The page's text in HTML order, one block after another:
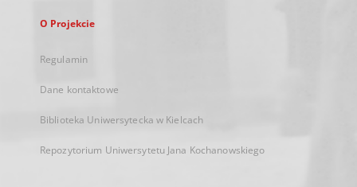
O Projekcie
Regulamin
Dane kontaktowe
Biblioteka Uniwersytecka w Kielcach
Repozytorium Uniwersytetu Jana Kochanowskiego